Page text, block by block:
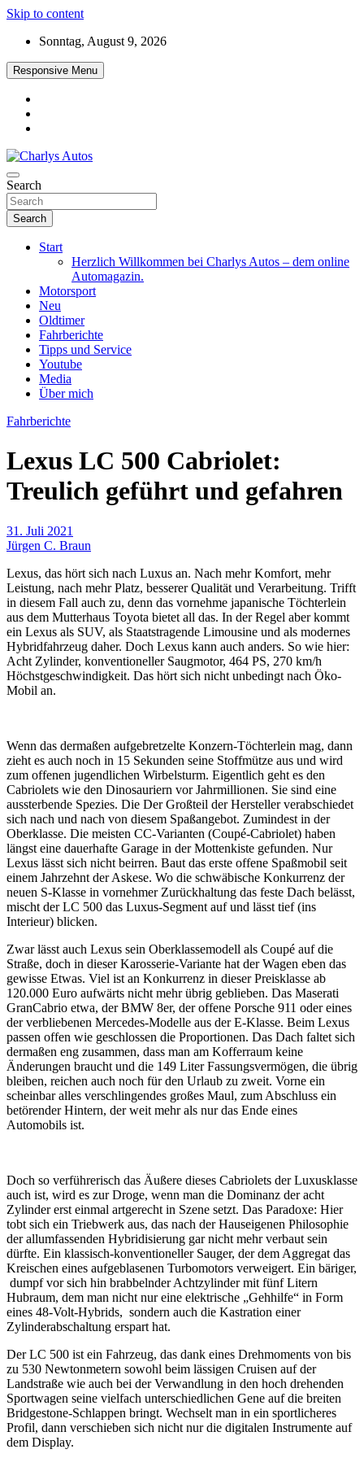
Skip to content
Sonntag, August 9, 2026
Responsive Menu
Charlys Autos
Das neue Automagazin – global. regional. informativ. interaktiv
Search
Search
Start
Herzlich Willkommen bei Charlys Autos – dem online
Automagazin.
Motorsport
Neu
Oldtimer
Fahrberichte
Tipps und Service
Youtube
Media
Über mich
Fahrberichte
Lexus LC 500 Cabriolet:
Treulich geführt und gefahren
31. Juli 2021
Jürgen C. Braun
Lexus, das hört sich nach Luxus an. Nach mehr Komfort, mehr
Leistung, nach mehr Platz, besserer Qualität und Verarbeitung. Trifft
in diesem Fall auch zu, denn das vornehme japanische Töchterlein
aus dem Mutterhaus Toyota bietet all das. In der Regel aber kommt
ein Lexus als SUV, als Staatstragende Limousine und als modernes
Hybridfahrzeug daher. Doch Lexus kann auch anders. So wie hier:
Acht Zylinder, konventioneller Saugmotor, 464 PS, 270 km/h
Höchstgeschwindigkeit. Das hört sich nicht unbedingt nach Öko-
Mobil an.
Wenn das dermaßen aufgebretzelte Konzern-Töchterlein mag, dann
zieht es auch noch in 15 Sekunden seine Stoffmütze aus und wird
zum offenen jugendlichen Wirbelsturm. Eigentlich geht es den
Cabriolets wie den Dinosauriern vor Jahrmillionen. Sie sind eine
aussterbende Spezies. Die Der Großteil der Hersteller verabschiedet
sich nach und nach von diesem Spaßangebot. Zumindest in der
Oberklasse. Die meisten CC-Varianten (Coupé-Cabriolet) haben
längst eine dauerhafte Garage in der Mottenkiste gefunden. Nur
Lexus lässt sich nicht beirren. Baut das erste offene Spaßmobil seit
einem Jahrzehnt der Askese. Wo die schwäbische Konkurrenz der
neuen S-Klasse in vornehmer Zurückhaltung das feste Dach belässt,
mischt der LC 500 das Luxus-Segment auf und lässt tief (ins
Interieur) blicken.
Zwar lässt auch Lexus sein Oberklassemodell als Coupé auf die
Straße, doch in dieser Karosserie-Variante hat der Wagen eben das
gewisse Etwas. Viel ist an Konkurrenz in dieser Preisklasse ab
120.000 Euro aufwärts nicht mehr übrig geblieben. Das Maserati
GranCabrio etwa, der BMW 8er, der offene Porsche 911 oder eines
der verbliebenen Mercedes-Modelle aus der E-Klasse. Beim Lexus
passen offen wie geschlossen die Proportionen. Das Dach faltet sich
dermaßen eng zusammen, dass man am Kofferraum keine
Änderungen braucht und die 149 Liter Fassungsvermögen, die übrig
bleiben, reichen auch noch für den Urlaub zu zweit. Vorne ein
scheinbar alles verschlingendes großes Maul, zum Abschluss ein
betörender Hintern, der weit mehr als nur das Ende eines
Automobils ist.
Doch so verführerisch das Äußere dieses Cabriolets der Luxusklasse
auch ist, wird es zur Droge, wenn man die Dominanz der acht
Zylinder erst einmal artgerecht in Szene setzt. Das Paradoxe: Hier
tobt sich ein Triebwerk aus, das nach der Hauseigenen Philosophie
der allumfassenden Hybridisierung gar nicht mehr verbaut sein
dürfte. Ein klassisch-konventioneller Sauger, der dem Aggregat das
Kreischen eines aufgeblasenen Turbomotors verweigert. Ein bäriger,
dumpf vor sich hin brabbelnder Achtzylinder mit fünf Litern
Hubraum, dem man nicht nur eine elektrische „Gehhilfe“ in Form
eines 48-Volt-Hybrids, sondern auch die Kastration einer
Zylinderabschaltung erspart hat.
Der LC 500 ist ein Fahrzeug, das dank eines Drehmoments von bis
zu 530 Newtonmetern sowohl beim lässigen Cruisen auf der
Landstraße wie auch bei der Verwandlung in den hoch drehenden
Sportwagen seine vielfach unterschiedlichen Gene auf die breiten
Bridgestone-Schlappen bringt. Wechselt man in ein sportlicheres
Profil, dann verschieben sich nicht nur die digitalen Instrumente auf
dem Display.